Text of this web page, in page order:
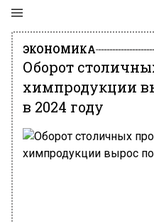
ЭКОНОМИКА
Оборот
химпродукции
в 2024 году